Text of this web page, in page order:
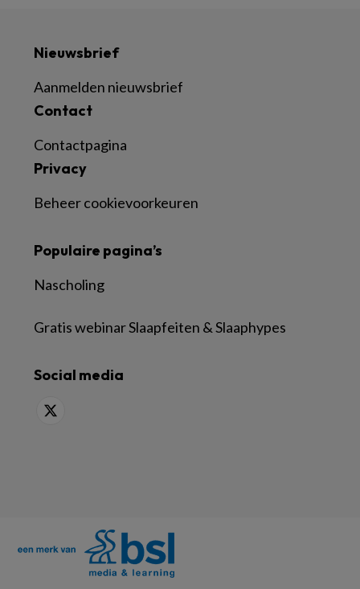
Nieuwsbrief
Aanmelden nieuwsbrief
Contact
Contactpagina
Privacy
Beheer cookievoorkeuren
Populaire pagina’s
Nascholing
Gratis webinar Slaapfeiten & Slaaphypes
Social media